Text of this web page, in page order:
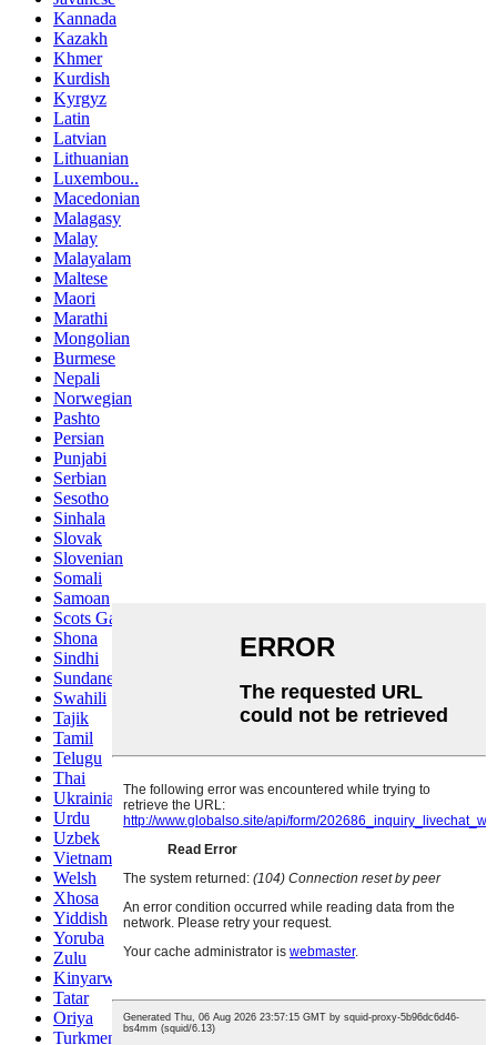
Kannada
Kazakh
Khmer
Kurdish
Kyrgyz
Latin
Latvian
Lithuanian
Luxembou..
Macedonian
Malagasy
Malay
Malayalam
Maltese
Maori
Marathi
Mongolian
Burmese
Nepali
Norwegian
Pashto
Persian
Punjabi
Serbian
Sesotho
Sinhala
Slovak
Slovenian
Somali
Samoan
Scots Gaelic
Shona
Sindhi
Sundanese
Swahili
Tajik
Tamil
Telugu
Thai
Ukrainian
Urdu
Uzbek
Vietnamese
Welsh
Xhosa
Yiddish
Yoruba
Zulu
Kinyarwanda
Tatar
Oriya
Turkmen